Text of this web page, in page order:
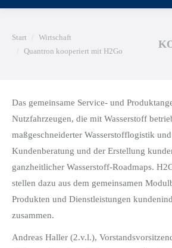
Sie befinden sich hier:
Start
Wirtschaft
Quantron kooperiert mit H2Go
Das gemeinsame Service- und
Nutzfahrzeugen, die mit Wasserstoff
maßgeschneiderter Wasserstofflogistik
Kundenberatung und der Erstellung
ganzheitlicher Wasserstoff-Roadmaps.
stellen dazu aus dem gemeinsamen
Produkten und Dienstleistungen
zusammen.
Andreas Haller (2.v.l.),